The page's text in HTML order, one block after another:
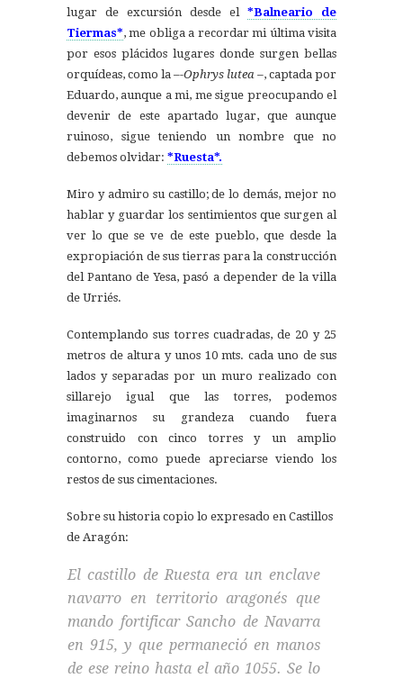
lugar de excursión desde el *Balneario de
Tiermas*, me obliga a recordar mi última visita
por esos plácidos lugares donde surgen bellas
orquídeas, como la –-Ophrys lutea –, captada por
Eduardo, aunque a mi, me sigue preocupando el
devenir de este apartado lugar, que aunque
ruinoso, sigue teniendo un nombre que no
debemos olvidar: *Ruesta*.
Miro y admiro su castillo; de lo demás, mejor no
hablar y guardar los sentimientos que surgen al
ver lo que se ve de este pueblo, que desde la
expropiación de sus tierras para la construcción
del Pantano de Yesa, pasó a depender de la villa
de Urriés.
Contemplando sus torres cuadradas, de 20 y 25
metros de altura y unos 10 mts. cada uno de sus
lados y separadas por un muro realizado con
sillarejo igual que las torres, podemos
imaginarnos su grandeza cuando fuera
construido con cinco torres y un amplio
contorno, como puede apreciarse viendo los
restos de sus cimentaciones.
Sobre su historia copio lo expresado en Castillos
de Aragón:
El castillo de Ruesta era un enclave
navarro en territorio aragonés que
mando fortificar Sancho de Navarra
en 915, y que permaneció en manos
de ese reino hasta el año 1055. Se lo